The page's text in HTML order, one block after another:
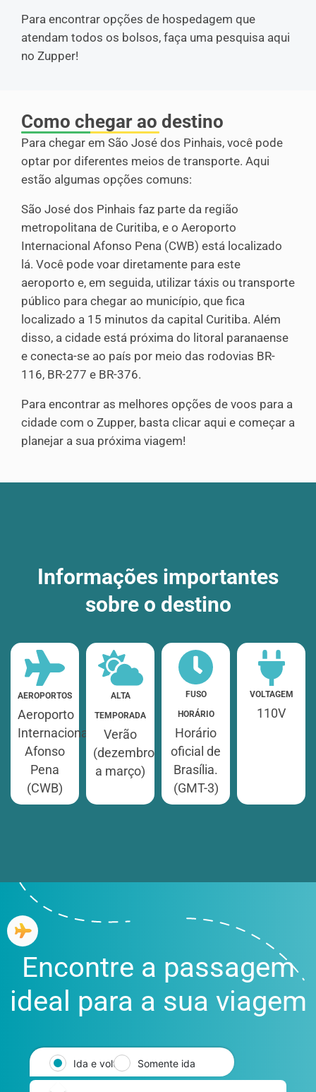
Para encontrar opções de hospedagem que
atendam todos os bolsos, faça uma pesquisa aqui
no Zupper!
Como chegar ao destino
Para chegar em São José dos Pinhais, você pode
optar por diferentes meios de transporte. Aqui
estão algumas opções comuns:
São José dos Pinhais faz parte da região
metropolitana de Curitiba, e o Aeroporto
Internacional Afonso Pena (CWB) está localizado
lá. Você pode voar diretamente para este
aeroporto e, em seguida, utilizar táxis ou transporte
público para chegar ao município, que fica
localizado a 15 minutos da capital Curitiba. Além
disso, a cidade está próxima do litoral paranaense
e conecta-se ao país por meio das rodovias BR-
116, BR-277 e BR-376.
Para encontrar as melhores opções de voos para a
cidade com o Zupper, basta clicar aqui e começar a
planejar a sua próxima viagem!
Informações importantes
sobre o destino
AEROPORTOS
Aeroporto
Internacional
Afonso
Pena
(CWB)
ALTA
TEMPORADA
Verão
(dezembro
a março)
FUSO
HORÁRIO
Horário
oficial de
Brasília.
(GMT-3)
VOLTAGEM
110V
Encontre a passagem
ideal para a sua viagem
Ida e volta Somente ida